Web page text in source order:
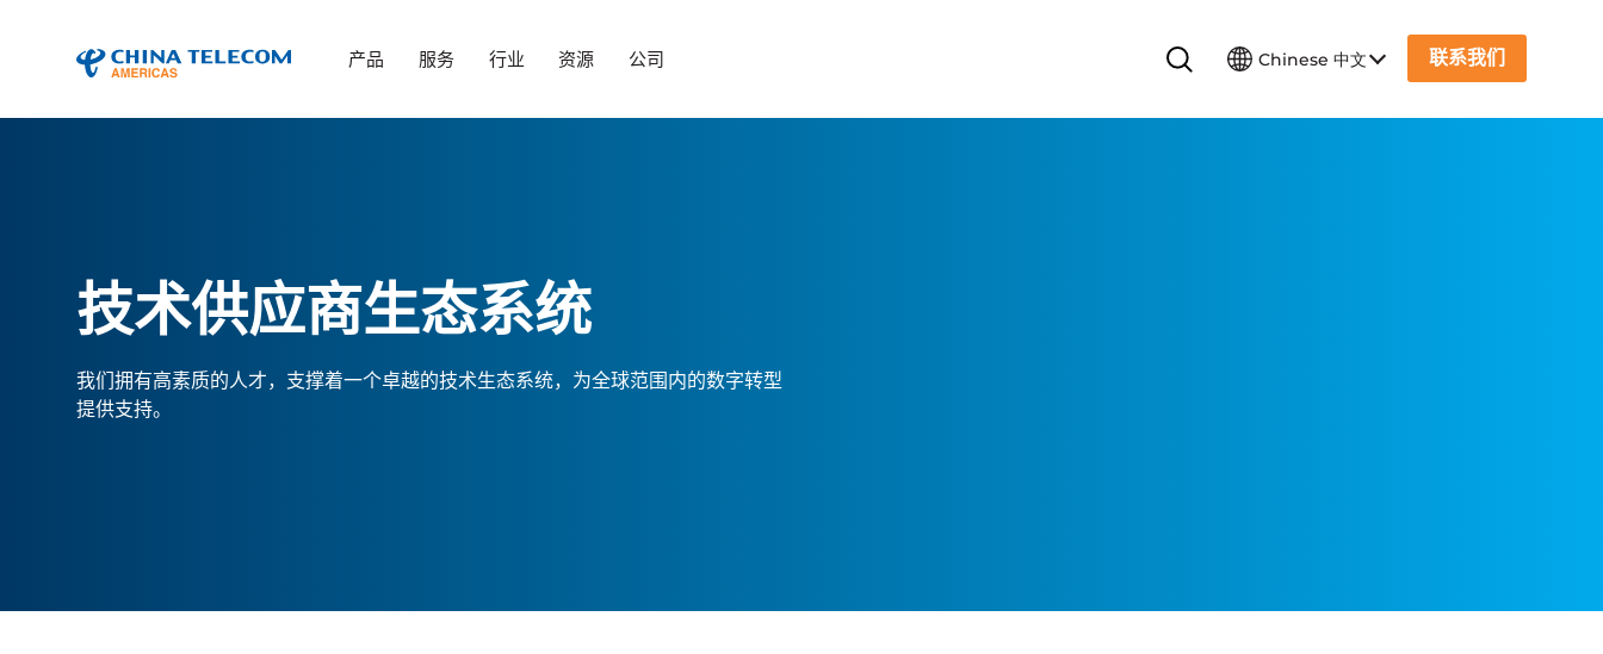
产品 服务 行业 资源 公司 Chinese 中文 联系我们
技术供应商生态系统
我们拥有高素质的人才，支撑着一个卓越的技术生态系统，为全球范围内的数字转型
提供支持。